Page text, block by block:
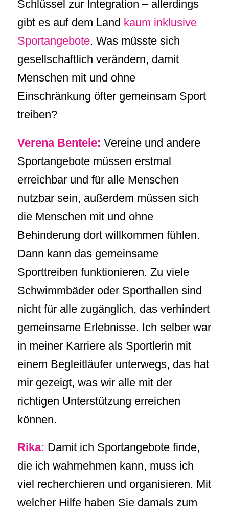
Schlüssel zur Integration – allerdings
gibt es auf dem Land kaum inklusive
Sportangebote. Was müsste sich
gesellschaftlich verändern, damit
Menschen mit und ohne
Einschränkung öfter gemeinsam Sport
treiben?
Verena Bentele: Vereine und andere
Sportangebote müssen erstmal
erreichbar und für alle Menschen
nutzbar sein, außerdem müssen sich
die Menschen mit und ohne
Behinderung dort willkommen fühlen.
Dann kann das gemeinsame
Sporttreiben funktionieren. Zu viele
Schwimmbäder oder Sporthallen sind
nicht für alle zugänglich, das verhindert
gemeinsame Erlebnisse. Ich selber war
in meiner Karriere als Sportlerin mit
einem Begleitläufer unterwegs, das hat
mir gezeigt, was wir alle mit der
richtigen Unterstützung erreichen
können.
Rika: Damit ich Sportangebote finde,
die ich wahrnehmen kann, muss ich
viel recherchieren und organisieren. Mit
welcher Hilfe haben Sie damals zum